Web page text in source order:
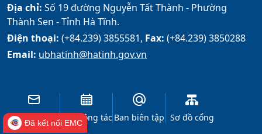
Địa chỉ: Số 19 đường Nguyễn Tất Thành - Phường
Thành Sen - Tỉnh Hà Tĩnh.
Điện thoại: (+84.239) 3855581, Fax: (+84.239) 3850288
Email: ubhatinh@hatinh.gov.vn
Lịch công tác Ban biên tập Sơ đồ cổng
Đã kết nối EMC